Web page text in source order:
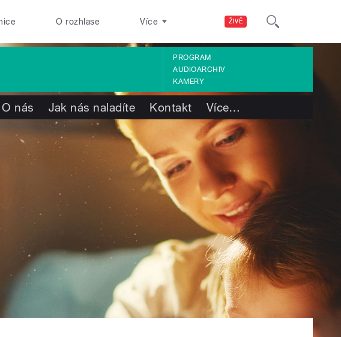
ŽIVĚ
O rozhlase Více
PROGRAM
AUDIOARCHIV
KAMERY
O nás Jak nás naladíte Kontakt Více…